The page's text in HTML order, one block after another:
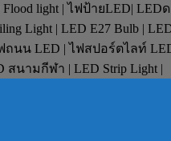
light | ไฟป้ายLED| LEDด
Light | LED E27 Bulb |
ฟถนน LED | ไฟสปอร์ตไลท์
นามกีฬา | LED Strip Light |